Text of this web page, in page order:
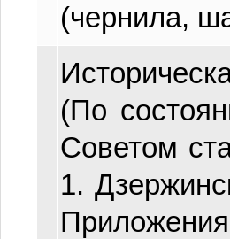
(чернила,
(По
Советом
1.